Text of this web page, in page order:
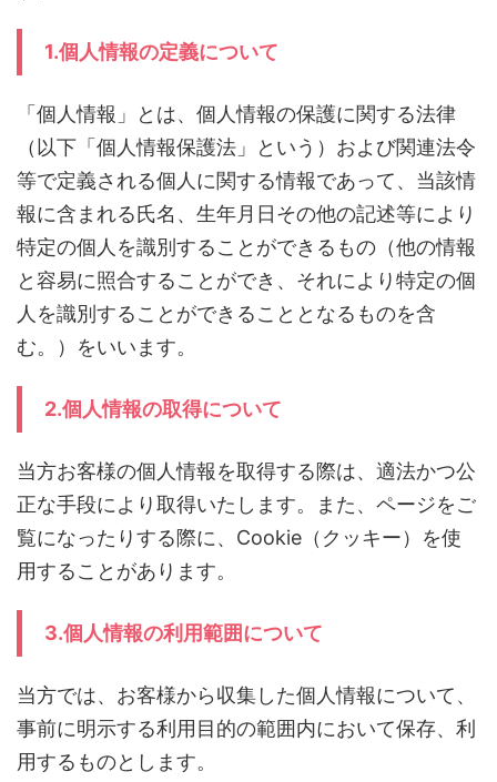
1.個人情報の定義について
「個人情報」とは、個人情報の保護に関する法律
（以下「個人情報保護法」という）および関連法令
等で定義される個人に関する情報であって、当該情
報に含まれる氏名、生年月日その他の記述等により
特定の個人を識別することができるもの（他の情報
と容易に照合することができ、それにより特定の個
人を識別することができることとなるものを含
む。）をいいます。
2.個人情報の取得について
当方お客様の個人情報を取得する際は、適法かつ公
正な手段により取得いたします。また、ページをご
覧になったりする際に、Cookie（クッキー）を使
用することがあります。
3.個人情報の利用範囲について
当方では、お客様から収集した個人情報について、
事前に明示する利用目的の範囲内において保存、利
用するものとします。